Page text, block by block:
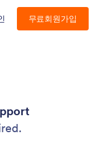
무료회원가입